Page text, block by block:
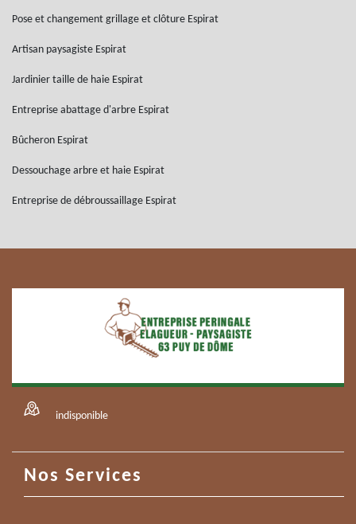
Pose et changement grillage et clôture Espirat
Artisan paysagiste Espirat
Jardinier taille de haie Espirat
Entreprise abattage d'arbre Espirat
Bûcheron Espirat
Dessouchage arbre et haie Espirat
Entreprise de débroussaillage Espirat
indisponible
Nos Services